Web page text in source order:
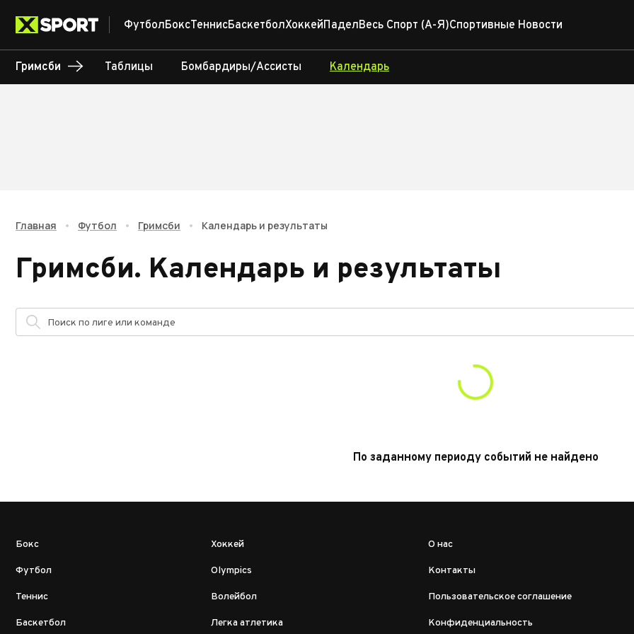
ФутболБоксТеннисБаскетболХоккейПаделВесь Спорт (А-Я)Спортивные Новости
Гримсби Таблицы Бомбардиры/Ассисты Календарь
Главная • Футбол • Гримсби • Календарь и результаты
Гримсби. Календарь и результаты
По заданному периоду событий не найдено
Бокс
Футбол
Теннис
Баскетбол
Хоккей
Olympics
Волейбол
Легка атлетика
О нас
Контакты
Пользовательское соглашение
Конфиденциальность